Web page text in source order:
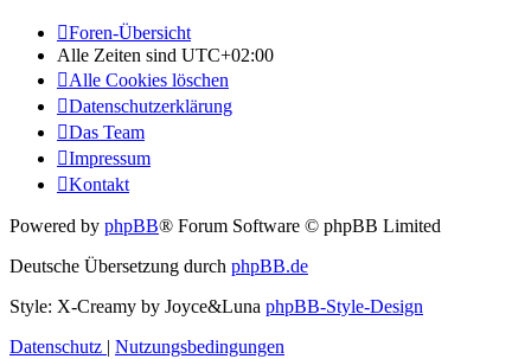
Foren-Übersicht
Alle Zeiten sind UTC+02:00
Alle Cookies löschen
Datenschutzerklärung
Das Team
Impressum
Kontakt
Powered by phpBB® Forum Software © phpBB Limited
Deutsche Übersetzung durch phpBB.de
Style: X-Creamy by Joyce&Luna phpBB-Style-Design
Datenschutz | Nutzungsbedingungen